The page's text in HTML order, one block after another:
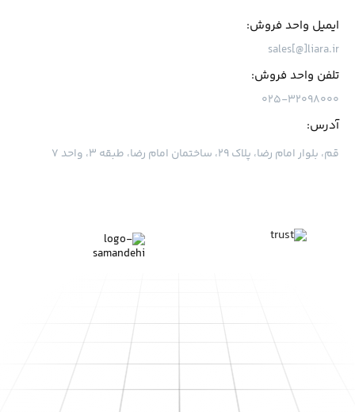
ایمیل واحد فروش:
sales[@]liara.ir
تلفن واحد فروش:
۰۲۵-۳۲۰۹۸۰۰۰
آدرس:
قم، بلوار امام رضا، پلاک ۲۹، ساختمان امام رضا، طبقه ۳، واحد ۷